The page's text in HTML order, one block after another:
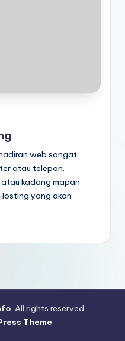
web sangat
atau telepon.
kadang mapan
yang akan
. All rights reserved.
Theme